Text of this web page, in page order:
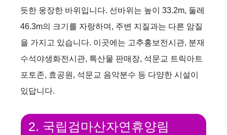
듯한 웅장한 바위입니다. 선바위는 높이 33.2m, 둘레
46.3m의 크기를 자랑하며, 주변 지질과는 다른 암질
을 가지고 있습니다. 이곳에는 고추홍보전시관, 분재
수석야생화전시관, 특산물 판매장, 석문교 트릭아트
포토존, 효공원, 석문교 음악분수 등 다양한 시설이
있답니다.
2. 국립검마산자연휴양림